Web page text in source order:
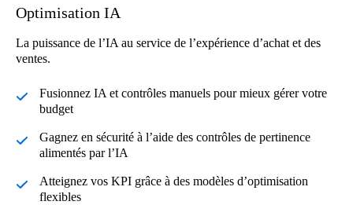
Optimisation IA
La puissance de l’IA au service de l’expérience d’achat et des
ventes.
Fusionnez IA et contrôles manuels pour mieux gérer votre
budget
Gagnez en sécurité à l’aide des contrôles de pertinence
alimentés par l’IA
Atteignez vos KPI grâce à des modèles d’optimisation
flexibles